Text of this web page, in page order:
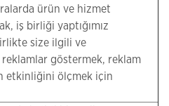
ürün ve hizmet
iş birliği yaptığımız
size ilgili ve
göstermek, reklam
etkinliğini ölçmek için